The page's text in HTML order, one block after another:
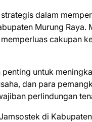
dalam
Murung Raya.
cakupan
untuk
dan para
perlindungan
di